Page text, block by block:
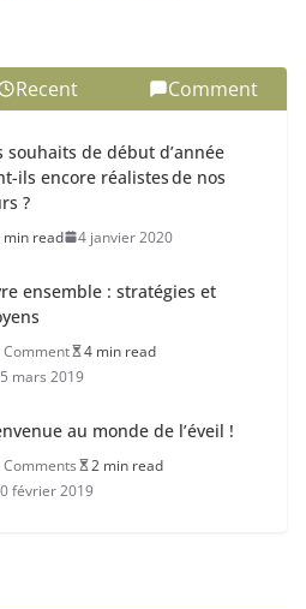
Recent Comment
souhaits de début d’année
ils encore réalistes de nos
?
min read 4 janvier 2020
ensemble : stratégies et
Comment
4 min read
mars 2019
au monde de l’éveil !
Comments
2 min read
février 2019